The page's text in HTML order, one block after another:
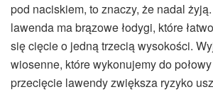
pod naciskiem, to znaczy, że nadal
lawenda ma brązowe łodygi, które
się cięcie o jedną trzecią wysokości.
wiosenne, które wykonujemy do
przecięcie lawendy zwiększa ryzyko